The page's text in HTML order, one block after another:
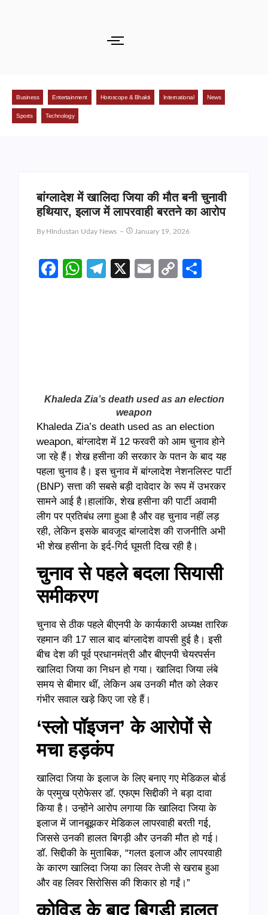
Business Entertainment Horoscope & Bhakti International News
Sports Technology
बांग्लादेश में खालिदा जिया की मौत बनी चुनावी
हथियार, इलाज में लापरवाही बरतने का आरोप
By HIndustan Uday News January 19, 2026
Facebook
WhatsApp
Telegram
X EmailCopy
Khaleda Zia’s death used as an election
weapon
Khaleda Zia’s death used as an election
weapon, बांग्लादेश में 12 फरवरी को आम चुनाव होने
जा रहे हैं। शेख हसीना की सरकार के पतन के बाद यह
पहला चुनाव है। इस चुनाव में बांग्लादेश नेशनलिस्ट पार्टी
(BNP) सत्ता की सबसे बड़ी दावेदार के रूप में उभरकर
सामने आई है।हालांकि, शेख हसीना की पार्टी अवामी
लीग पर प्रतिबंध लगा हुआ है और वह चुनाव नहीं लड़
रही, लेकिन इसके बावजूद बांग्लादेश की राजनीति अभी
भी शेख हसीना के इर्द-गिर्द घूमती दिख रही है।
चुनाव से पहले बदला सियासी
समीकरण
चुनाव से ठीक पहले बीएनपी के कार्यकारी अध्यक्ष तारिक
रहमान की 17 साल बाद बांग्लादेश वापसी हुई है। इसी
बीच देश की पूर्व प्रधानमंत्री और बीएनपी चेयरपर्सन
खालिदा जिया का निधन हो गया। खालिदा जिया लंबे
समय से बीमार थीं, लेकिन अब उनकी मौत को लेकर
गंभीर सवाल खड़े किए जा रहे हैं।
‘स्लो पॉइजन’ के आरोपों से
मचा हड़कंप
खालिदा जिया के इलाज के लिए बनाए गए मेडिकल बोर्ड
के प्रमुख प्रोफेसर डॉ. एफएम सिद्दीकी ने बड़ा दावा
किया है। उन्होंने आरोप लगाया कि खालिदा जिया के
इलाज में जानबूझकर मेडिकल लापरवाही बरती गई,
जिससे उनकी हालत बिगड़ी और उनकी मौत हो गई।
डॉ. सिद्दीकी के मुताबिक, “गलत इलाज और लापरवाही
के कारण खालिदा जिया का लिवर तेजी से खराब हुआ
और वह लिवर सिरोसिस की शिकार हो गईं।”
कोविड के बाद बिगड़ी हालत